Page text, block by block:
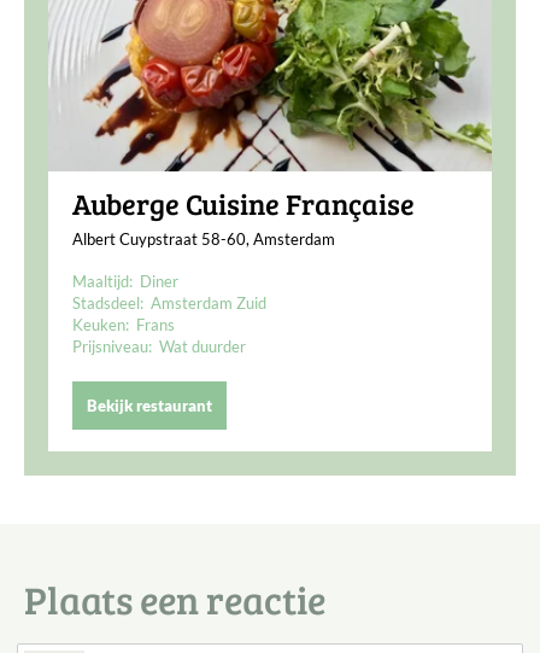
Auberge Cuisine Française
Albert Cuypstraat 58-60, Amsterdam
Maaltijd: Diner
Stadsdeel: Amsterdam Zuid
Keuken: Frans
Prijsniveau: Wat duurder
Bekijk restaurant
Plaats een reactie